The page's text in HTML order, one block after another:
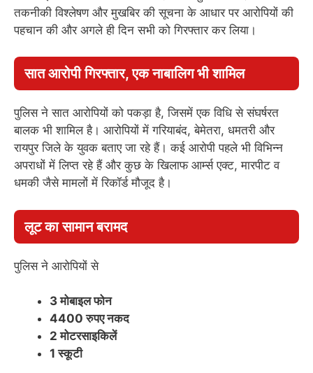
तकनीकी विश्लेषण और मुखबिर की सूचना के आधार पर आरोपियों की
पहचान की और अगले ही दिन सभी को गिरफ्तार कर लिया।
सात आरोपी गिरफ्तार, एक नाबालिग भी शामिल
पुलिस ने सात आरोपियों को पकड़ा है, जिसमें एक विधि से संघर्षरत
बालक भी शामिल है। आरोपियों में गरियाबंद, बेमेतरा, धमतरी और
रायपुर जिले के युवक बताए जा रहे हैं। कई आरोपी पहले भी विभिन्न
अपराधों में लिप्त रहे हैं और कुछ के खिलाफ आर्म्स एक्ट, मारपीट व
धमकी जैसे मामलों में रिकॉर्ड मौजूद है।
लूट का सामान बरामद
पुलिस ने आरोपियों से
3 मोबाइल फोन
4400 रुपए नकद
2 मोटरसाइकिलें
1 स्कूटी